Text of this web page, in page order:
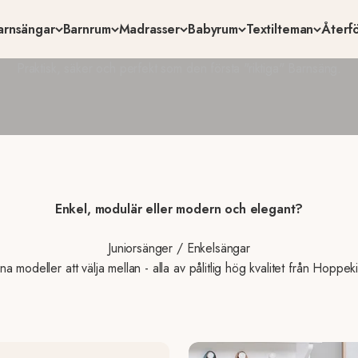
Barnrum Madrasser Babyrum Textilteman
Enkel, modulär eller modern och elegant?
Juniorsänger / Enkelsängar
modeller att välja mellan - alla av pålitlig hög kvalitet från